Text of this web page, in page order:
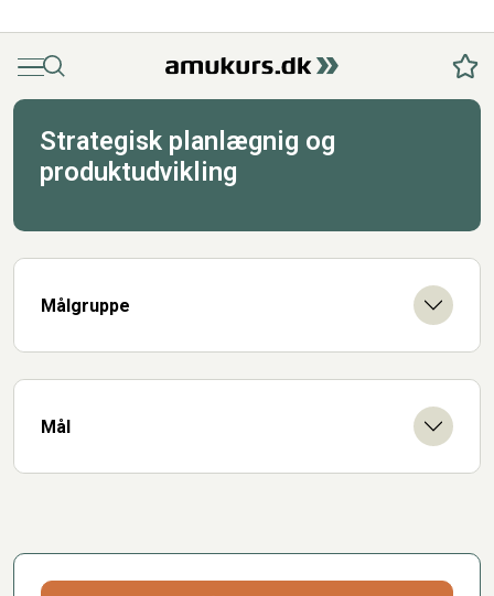
MenuSøg
Strategisk planlægnig og
produktudvikling
Målgruppe
Mål